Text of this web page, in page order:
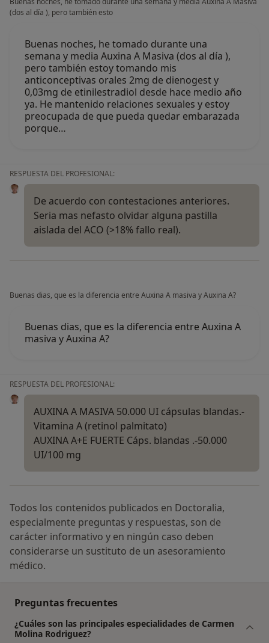
(dos al día ), pero también esto
Buenas noches, he tomado durante una
semana y media Auxina A Masiva (dos al día ),
pero también estoy tomando mis
anticonceptivas orales 2mg de dienogest y
0,03mg de etinilestradiol desde hace medio año
ya. He mantenido relaciones sexuales y estoy
preocupada de que pueda quedar embarazada
porque…
RESPUESTA DEL PROFESIONAL:
De acuerdo con contestaciones anteriores.
Seria mas nefasto olvidar alguna pastilla
aislada del ACO (>18% fallo real).
Buenas dias, que es la diferencia entre Auxina A masiva y Auxina A?
Buenas dias, que es la diferencia entre Auxina A
masiva y Auxina A?
RESPUESTA DEL PROFESIONAL:
AUXINA A MASIVA 50.000 UI cápsulas blandas.-
Vitamina A (retinol palmitato)
AUXINA A+E FUERTE Cáps. blandas .-50.000
UI/100 mg
Todos los contenidos publicados en Doctoralia,
especialmente preguntas y respuestas, son de
carácter informativo y en ningún caso deben
considerarse un sustituto de un asesoramiento
médico.
Preguntas frecuentes
¿Cuáles son las principales especialidades de Carmen
Molina Rodriguez?